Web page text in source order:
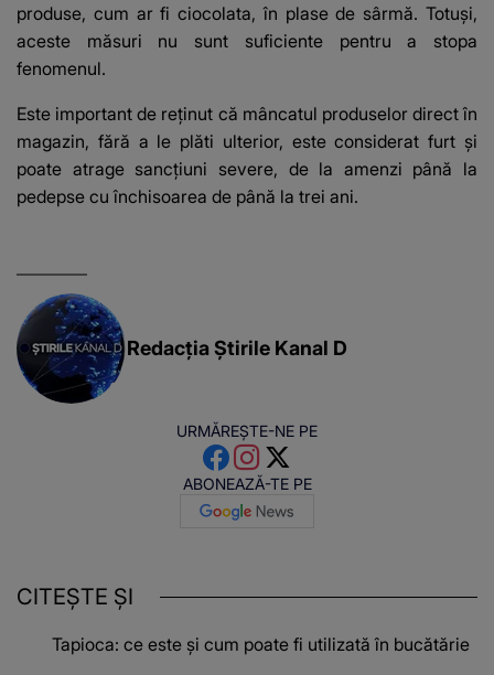
produse, cum ar fi ciocolata, în plase de sârmă. Totuși,
aceste măsuri nu sunt suficiente pentru a stopa
fenomenul.
Este important de reținut că mâncatul produselor direct în
magazin, fără a le plăti ulterior, este considerat furt și
poate atrage sancțiuni severe, de la amenzi până la
pedepse cu închisoarea de până la trei ani.
Redacția Știrile Kanal D
URMĂREȘTE-NE PE
ABONEAZĂ-TE PE
CITEȘTE ȘI
Tapioca: ce este și cum poate fi utilizată în bucătărie